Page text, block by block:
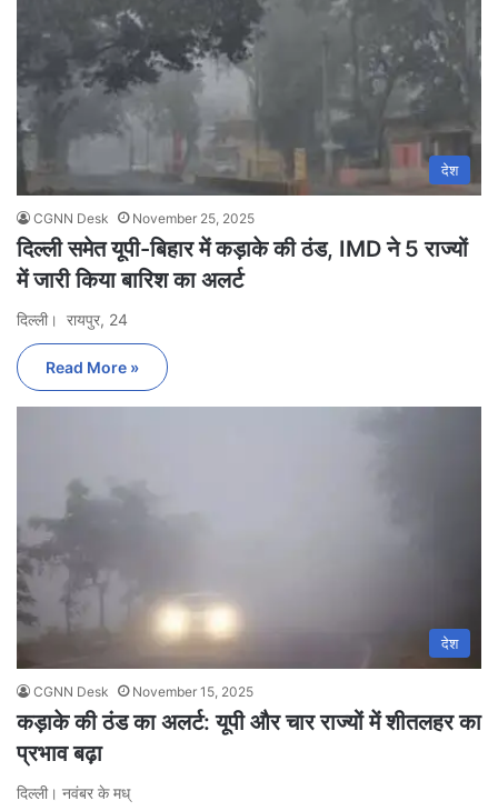
देश
CGNN Desk November 25, 2025
दिल्ली समेत यूपी-बिहार में कड़ाके की ठंड, IMD ने 5 राज्यों
में जारी किया बारिश का अलर्ट
दिल्ली। रायपुर, 24
Read More »
देश
CGNN Desk November 15, 2025
कड़ाके की ठंड का अलर्ट: यूपी और चार राज्यों में शीतलहर का
प्रभाव बढ़ा
दिल्ली। नवंबर के मध्